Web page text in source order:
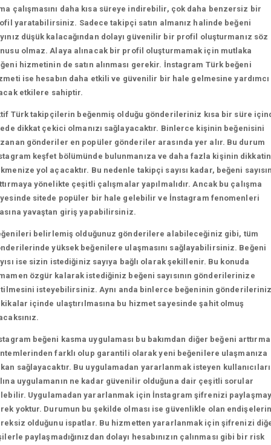
çalışmasını daha kısa süreye indirebilir, çok daha benzersiz bir
yaratabilirsiniz. Sadece takipçi satın almanız halinde beğeni
düşük kalacağından dolayı güvenilir bir profil oluşturmanız söz
olmaz. Alaya alınacak bir profil oluşturmamak için mutlaka
hizmetinin de satın alınması gerekir. İnstagram Türk beğeni
ise hesabın daha etkili ve güvenilir bir hale gelmesine yardımcı
etkilere sahiptir.
Türk takipçilerin beğenmiş olduğu gönderileriniz kısa bir süre
dikkat çekici olmanızı sağlayacaktır. Binlerce kişinin beğenisini
gönderiler en popüler gönderiler arasında yer alır. Bu durum
keşfet bölümünde bulunmanıza ve daha fazla kişinin
yol açacaktır. Bu nedenle takipçi sayısı kadar, beğeni
yönelikte çeşitli çalışmalar yapılmalıdır. Ancak bu çalışma
sitede popüler bir hale gelebilir ve İnstagram fenomenleri
yavaştan giriş yapabilirsiniz.
belirlemiş olduğunuz gönderilere alabileceğiniz gibi, tüm
yüksek beğenilere ulaşmasını sağlayabilirsiniz. Beğeni
ise sizin istediğiniz sayıya bağlı olarak şekillenir. Bu konuda
özgür kalarak istediğiniz beğeni sayısının gönderilerinize
isteyebilirsiniz. Aynı anda binlerce beğeninin
içinde ulaştırılmasına bu hizmet sayesinde şahit olmuş
beğeni kasma uygulaması bu bakımdan diğer beğeni arttırma
farklı olup garantili olarak yeni beğenilere ulaşmanıza
sağlayacaktır. Bu uygulamadan yararlanmak isteyen
uygulamanın ne kadar güvenilir olduğuna dair çeşitli sorular
Uygulamadan yararlanmak için İnstagram şifrenizi
yoktur. Durumun bu şekilde olması ise güvenlikle olan
olduğunu ispatlar. Bu hizmetten yararlanmak için şifrenizi
paylaşmadığınızdan dolayı hesabınızın çalınması gibi bir risk